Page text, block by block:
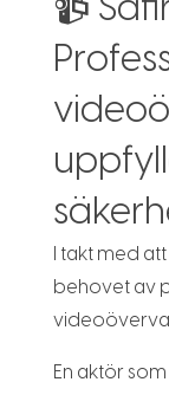
📹
I takt med
behovet av
En aktör